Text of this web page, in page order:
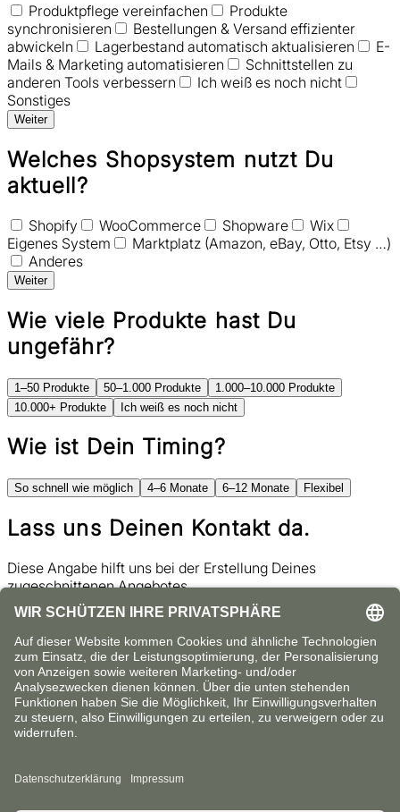
Produktpflege vereinfachen
Produkte
synchronisieren
Bestellungen & Versand effizienter
abwickeln
Lagerbestand automatisch aktualisieren
E-
Mails & Marketing automatisieren
Schnittstellen zu
anderen Tools verbessern
Ich weiß es noch nicht
Sonstiges
Weiter
Welches Shopsystem nutzt Du
aktuell?
Shopify WooCommerce Shopware
Wix
Eigenes System
Marktplatz (Amazon, eBay, Otto, Etsy …)
Anderes
Weiter
Wie viele Produkte hast Du
ungefähr?
1–50 Produkte 50–1.000 Produkte
1.000–10.000 Produkte
10.000+ Produkte
Ich weiß es noch nicht
Wie ist Dein Timing?
So schnell wie möglich 4–6 Monate 6–12 Monate Flexibel
Lass uns Deinen Kontakt da.
Diese Angabe hilft uns bei der Erstellung Deines
zugeschnittenen Angebotes.
Bitte beachte unsereDatenschutzerklärung.
Zurück Anfragen